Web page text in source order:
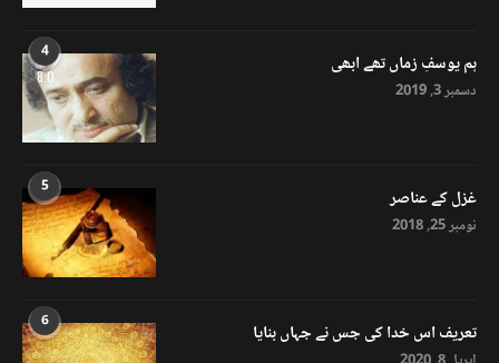
4
8.0 ہم یوسفِ زماں تھے ابھی
دسمبر 3, 2019
5 غزل کے عناصر
نومبر 25, 2018
6 تعریف اس خدا کی جس نے جہاں بنایا